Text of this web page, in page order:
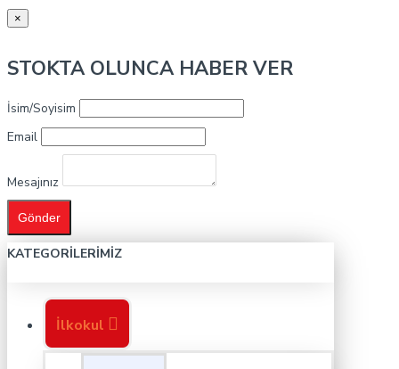
×
STOKTA OLUNCA HABER VER
İsim/Soyisim
Email
Mesajınız
Gönder
KATEGORILERIMIZ
İlkokul